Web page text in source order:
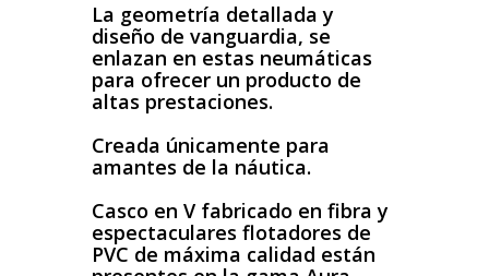
La geometría detallada y
diseño de vanguardia, se
enlazan en estas neumáticas
para ofrecer un producto de
altas prestaciones.
Creada únicamente para
amantes de la náutica.
Casco en V fabricado en fibra y
espectaculares flotadores de
PVC de máxima calidad están